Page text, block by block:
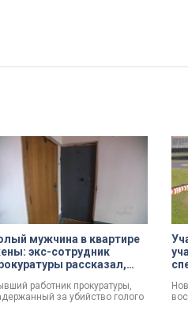
мужчина в квартире
экс-сотрудник
рассказал,
работник прокуратуры,
за убийство голого